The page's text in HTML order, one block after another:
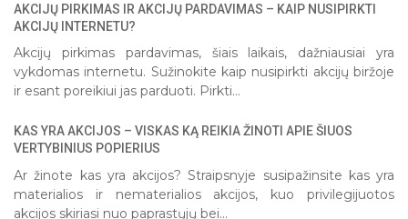
1
AKCIJŲ PIRKIMAS IR AKCIJŲ PARDAVIMAS – KAIP NUSIPIRKTI
AKCIJŲ INTERNETU?
Akcijų pirkimas pardavimas, šiais laikais, dažniausiai yra
vykdomas internetu. Sužinokite kaip nusipirkti akcijų biržoje
ir esant poreikiui jas parduoti. Pirkti...
KAS YRA AKCIJOS – VISKAS KĄ REIKIA ŽINOTI APIE ŠIUOS
VERTYBINIUS POPIERIUS
Ar žinote kas yra akcijos? Straipsnyje susipažinsite kas yra
materialios ir nematerialios akcijos, kuo privilegijuotos
akcijos skiriasi nuo paprastųjų bei...